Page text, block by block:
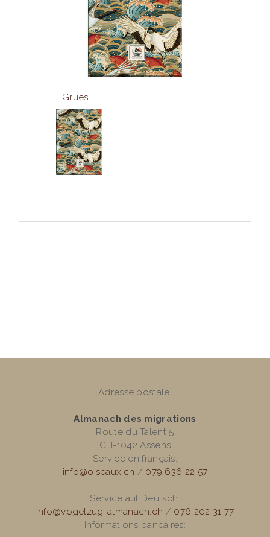
Grues
Adresse postale:
Almanach des migrations
Route du Talent 5
CH-1042 Assens
Service en français:
info@oiseaux.ch / 079 636 22 57
Service auf Deutsch:
info@vogelzug-almanach.ch / 076 202 31 77
Informations bancaires: